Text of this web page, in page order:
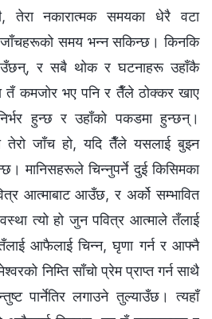
तेरा नकारात्मक समयका धेरै वटा
समय भन्न सकिन्छ। किनकि
र सबै थोक र घटनाहरू उहाँकै
कमजोर भए पनि र तैँले ठोक्‍कर खाए
हुन्छ र उहाँको पकडमा हुन्छन्।
तेरो जाँच हो, यदि तैँले यसलाई बुझ्न
मानिसहरूले चिन्‍नुपर्ने दुई किसिमका
आत्माबाट आउँछ, र अर्को सम्‍भावित
त्यो हो जुन पवित्र आत्माले तँलाई
आफैलाई चिन्न, घृणा गर्न र आफ्नै
निम्ति साँचो प्रेम प्राप्त गर्न साथै
पार्नेतिर लगाउने तुल्याउँछ। त्यहाँ